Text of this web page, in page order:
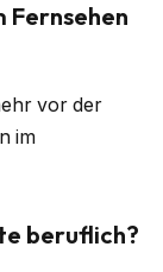
Fernsehen
vor der
im
beruflich?